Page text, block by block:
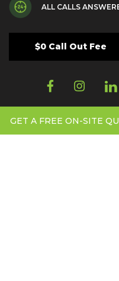
ALL CALLS
$0 Call Out Fee
GET A FREE ON-SITE